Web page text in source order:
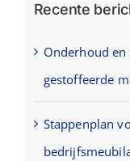
Recente
Onderhoud
gestoffeerde
Stappenplan